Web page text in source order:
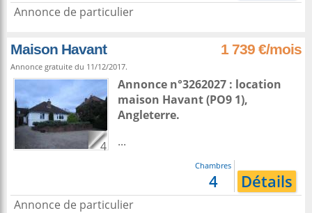
Annonce de particulier
Maison Havant 1 739 €/mois
Annonce gratuite du 11/12/2017.
4
Annonce n°3262027 : location
maison Havant(PO9 1),
Angleterre.
...
Chambres
4 Détails
Annonce de particulier